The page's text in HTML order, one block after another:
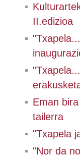
II.edizioa
Eman
tailerra
"Txapela
"Nor da